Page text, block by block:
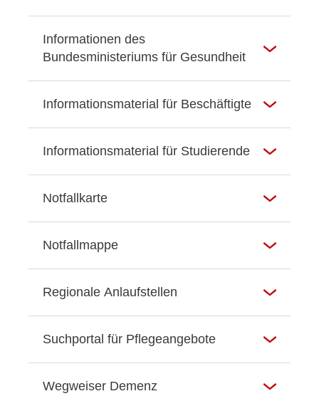
Informationen des
Bundesministeriums für Gesundheit
Informationsmaterial für Beschäftigte
Informationsmaterial für Studierende
Notfallkarte
Notfallmappe
Regionale Anlaufstellen
Suchportal für Pflegeangebote
Wegweiser Demenz